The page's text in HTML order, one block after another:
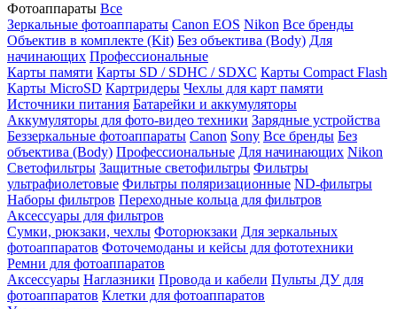
Фотоаппараты Все
Зеркальные фотоаппараты Canon EOS Nikon Все бренды
Объектив в комплекте (Kit) Без объектива (Body) Для
начинающих Профессиональные
Карты памяти Карты SD / SDHC / SDXC Карты Compact Flash
Карты MicroSD Картридеры Чехлы для карт памяти
Источники питания Батарейки и аккумуляторы
Аккумуляторы для фото-видео техники Зарядные устройства
Беззеркальные фотоаппараты Canon Sony Все бренды Без
объектива (Body) Профессиональные Для начинающих Nikon
Светофильтры Защитные светофильтры Фильтры
ультрафиолетовые Фильтры поляризационные ND-фильтры
Наборы фильтров Переходные кольца для фильтров
Аксессуары для фильтров
Сумки, рюкзаки, чехлы Фоторюкзаки Для зеркальных
фотоаппаратов Фоточемоданы и кейсы для фототехники
Ремни для фотоаппаратов
Аксессуары Наглазники Провода и кабели Пульты ДУ для
фотоаппаратов Клетки для фотоаппаратов